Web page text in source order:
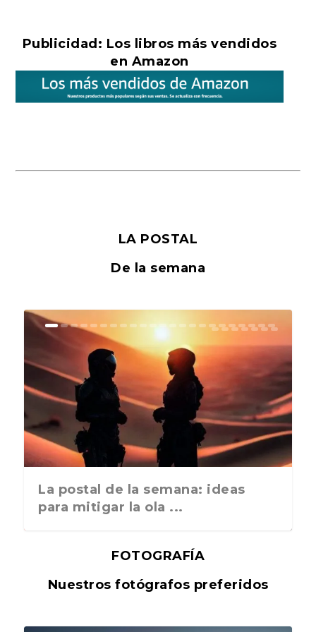
Publicidad: Los libros más vendidos
en Amazon
LA POSTAL
De la semana
La postal de la semana: ideas
para mitigar la ola ...
FOTOGRAFÍA
Nuestros fotógrafos preferidos